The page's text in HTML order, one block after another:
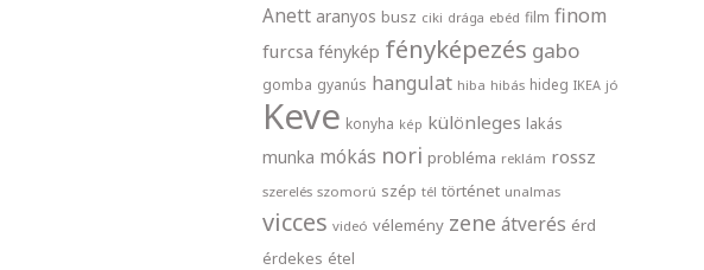
Anett aranyos busz ciki drága ebéd film finom
furcsa fénykép fényképezés gabo
gomba gyanús hangulat hiba hibás hideg IKEA jó
Keve konyha kép különleges lakás
munka mókás nori probléma reklám rossz
szerelés szomorú szép tél történet unalmas
vicces videó vélemény zene átverés érd
érdekes étel